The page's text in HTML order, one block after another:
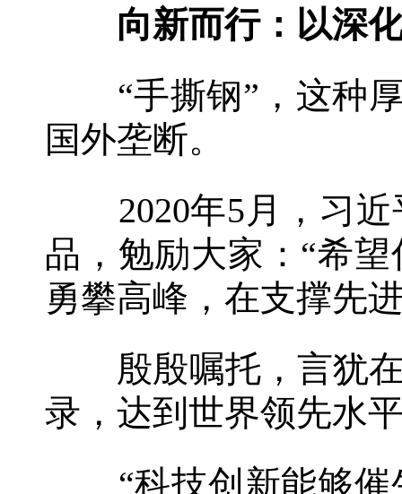
向新而行：以深化
“手撕钢”，这种厚
国外垄断。
2020年5月，习近
品，勉励大家：“希
勇攀高峰，在支撑先
殷殷嘱托，言犹在
录，达到世界领先水
“科技创新能够催